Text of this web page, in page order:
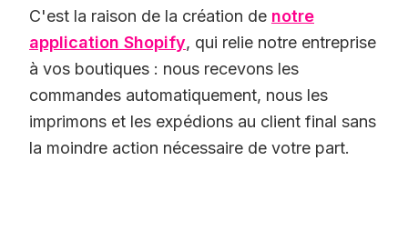
C'est la raison de la création de notre
application Shopify, qui relie notre entreprise
à vos boutiques : nous recevons les
commandes automatiquement, nous les
imprimons et les expédions au client final sans
la moindre action nécessaire de votre part.